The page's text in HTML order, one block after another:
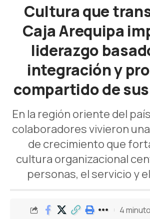
Cultura que
Caja Arequipa
liderazgo
integración y
compartido de
En la región oriente del
colaboradores vivieron
de crecimiento que
cultura organizacional
personas, el servicio y
4